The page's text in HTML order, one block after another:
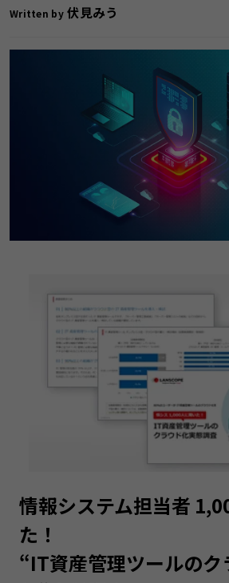
Written by伏見みう
情報システム担当者
た！
“IT資産管理ツールのク